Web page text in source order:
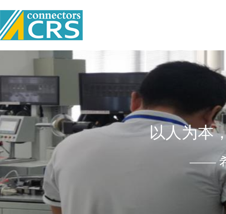
以人为本
—— 希